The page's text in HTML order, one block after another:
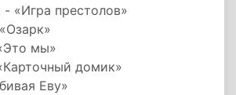
«Игра престолов»
мы»
домик»
Еву»